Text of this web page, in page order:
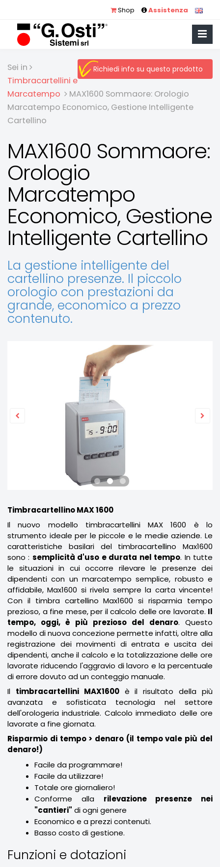
Shop Assistenza
Richiedi info su questo prodotto
Sei in
Timbracartellini e
Marcatempo
MAX1600 Sommaore: Orologio
Marcatempo Economico, Gestione Intelligente
Cartellino
MAX1600 Sommaore:
Orologio
Marcatempo
Economico, Gestione
Intelligente Cartellino
La gestione intelligente del
cartellino presenze. Il piccolo
orologio con prestazioni da
grande, economico a prezzo
contenuto.
Timbracartellino MAX 1600
Il nuovo modello timbracartellini MAX 1600 è lo
strumento ideale per le piccole e le medie aziende. Le
caratteristiche basilari del timbracartellino Max1600
sono : semplicità d'uso e durata nel tempo. In tutte
le situazioni in cui occorre rilevare le presenze dei
dipendenti con un marcatempo semplice, robusto e
affidabile, Max1600 si rivela sempre la carta vincente!
Con il timbra cartellino Max1600 si risparmia tempo
prezioso, a fine mese, per il calcolo delle ore lavorate. Il
tempo, oggi, è più prezioso del denaro. Questo
modello di nuova concezione permette infatti, oltre alla
registrazione dei movimenti di entrata e uscita dei
dipendenti, anche il calcolo e la totalizzazione delle ore
lavorate riducendo l'aggravio di lavoro e la percentuale
di errore dovuto ad un conteggio manuale.
Il timbracartellini MAX1600è il risultato della più
avanzata e sofisticata tecnologia nel settore
dell'orologeria industriale. Calcolo immediato delle ore
lavorate a fine giornata.
Risparmio di tempo > denaro (il tempo vale più del
denaro!)
Facile da programmare!
Facile da utilizzare!
Totale ore giornaliero!
Conforme alla rilevazione presenze nei
"cantieri" di ogni genere
Economico e a prezzi contenuti.
Basso costo di gestione.
Funzioni e dotazioni